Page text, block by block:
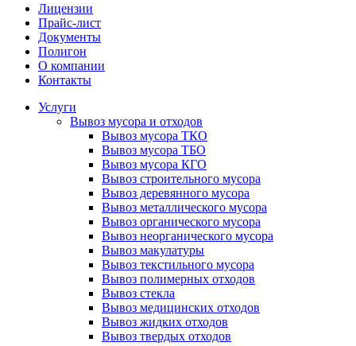
Лицензии
Прайс-лист
Документы
Полигон
О компании
Контакты
Услуги
Вывоз мусора и отходов
Вывоз мусора ТКО
Вывоз мусора ТБО
Вывоз мусора КГО
Вывоз строительного мусора
Вывоз деревянного мусора
Вывоз металлического мусора
Вывоз органического мусора
Вывоз неорганического мусора
Вывоз макулатуры
Вывоз текстильного мусора
Вывоз полимерных отходов
Вывоз стекла
Вывоз медицинских отходов
Вывоз жидких отходов
Вывоз твердых отходов